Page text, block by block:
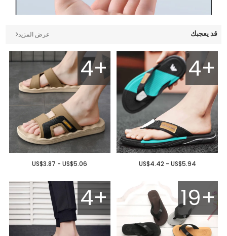
قد يعجبك عرض المزيد
4+
US$4.42 - US$5.94
4+
US$3.87 - US$5.06
19+
4+